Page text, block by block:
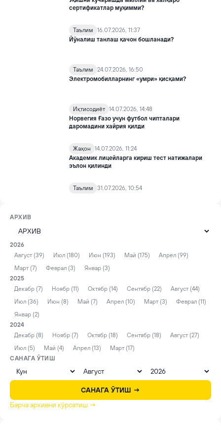
сертификатлар муҳимми?
Таълим
16.07.2026, 11:37
Йўналиш танлаш қачон бошланади?
Таълим
24.07.2026, 16:50
Электромобилларнинг «умри» қисқами?
Иқтисодиёт 14.07.2026, 14:48
Норвегия Ғазо учун футбол чипталари
даромадини хайрия қилди
Жаҳон
14.07.2026, 11:24
Академик лицейларга кириш тест натижалари
эълон қилинди
Таълим 31.07.2026, 10:54
АРХИВ
2026
Август (39)
Июл (180) Июн (193) Май (175)
Апрел (99)
Март (7)
Феврал (3)
Январ (3)
2025
Декабр (7)
Ноябр (11) Октябр (14) Сентябр (22)
Август (44)
Июл (36)
Июн (8) Май (7) Апрел (10) Март (3)
Феврал (11)
Январ (2)
2024
Декабр (8)
Ноябр (7) Октябр (18) Сентябр (18)
Август (27)
Июл (5)
Май (4) Апрел (13)
Март (17)
САНАГА ЎТИШ
САНАГА ЎТИШ →
Барча архивни кўрсатиш →